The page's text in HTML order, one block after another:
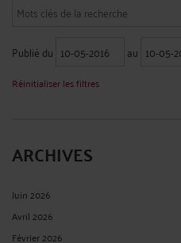
allégations devient fondamentale. Le
dommages considérables à la réputation,